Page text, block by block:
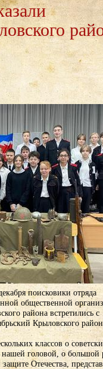
поисковики отряда
общественной
района встретились с
Крыловского
классов о
головой, о большой
Отечества,